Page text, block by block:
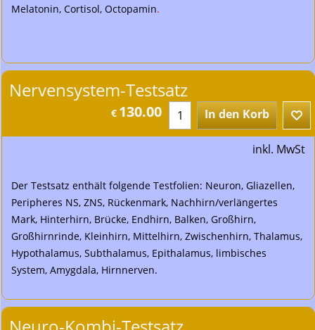
Melatonin, Cortisol, Octopamin.
Nervensystem-Testsatz
€ 130.00 In den Korb
inkl. MwSt
Der Testsatz enthält folgende Testfolien: Neuron, Gliazellen,
Peripheres NS, ZNS, Rückenmark, Nachhirn/verlängertes
Mark, Hinterhirn, Brücke, Endhirn, Balken, Großhirn,
Großhirnrinde, Kleinhirn, Mittelhirn, Zwischenhirn, Thalamus,
Hypothalamus, Subthalamus, Epithalamus, limbisches
System, Amygdala, Hirnnerven.